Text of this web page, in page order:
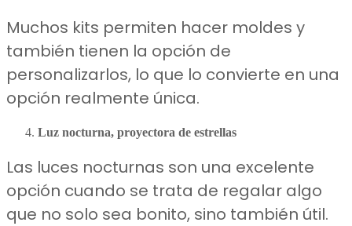
Muchos kits permiten hacer moldes y
también tienen la opción de
personalizarlos, lo que lo convierte en una
opción realmente única.
Luz nocturna, proyectora de estrellas
Las luces nocturnas son una excelente
opción cuando se trata de regalar algo
que no solo sea bonito, sino también útil.